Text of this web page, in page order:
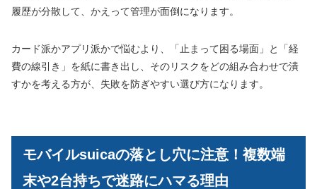
履歴が分散して、かえって管理が面倒になります。
カード派かアプリ派かで悩むより、「止まって困る場面」と「経
費の線引き」を紙に書き出し、そのリスクをどの組み合わせで潰
すかを考える方が、失敗を防ぎやすい選び方になります。
モバイルsuicaの落とし穴に注意！複数端
末や2台持ちで迷路にハマる理由